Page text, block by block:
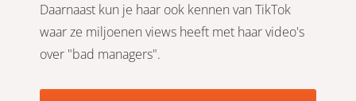
Daarnaast kun je haar ook kennen van TikTok
waar ze miljoenen views heeft met haar video's
over "bad managers".